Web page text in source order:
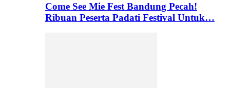
Come See Mie Fest Bandung Pecah!
Ribuan Peserta Padati Festival Untuk…